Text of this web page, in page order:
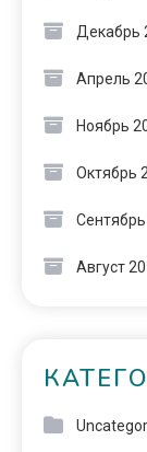
Декабрь
Апрель
Ноябрь
Октябрь
Август